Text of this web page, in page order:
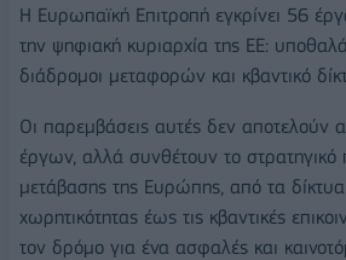
Η Ευρωπαϊκή Επιτροπή εγκρίνει 56
την ψηφιακή κυριαρχία της ΕΕ:
διάδρομοι μεταφορών και κβαντικό
Οι παρεμβάσεις αυτές δεν αποτελούν
έργων, αλλά συνθέτουν το στρατηγικό
μετάβασης της Ευρώπης, από τα
χωρητικότητας έως τις κβαντικές
τον δρόμο για ένα ασφαλές και